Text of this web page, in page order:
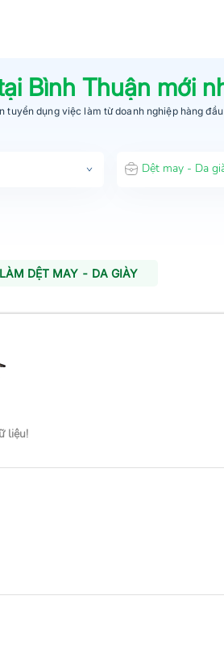
Bình Thuận mới
tuyển dụng việc làm từdoanh nghiệp hàng đầu
Dệt may - Da
DỆT MAY - DA GIÀY
liệu!